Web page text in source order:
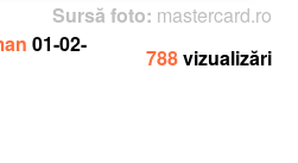
Sursă foto:mastercard.ro
01-02-
788vizualizări